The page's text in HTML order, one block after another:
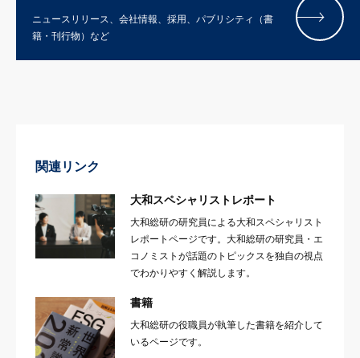
ニュースリリース、会社情報、採用、パブリシティ（書
籍・刊行物）など
関連リンク
大和スペシャリストレポート
大和総研の研究員による大和スペシャリスト
レポートページです。大和総研の研究員・エ
コノミストが話題のトピックスを独自の視点
でわかりやすく解説します。
書籍
大和総研の役職員が執筆した書籍を紹介して
いるページです。